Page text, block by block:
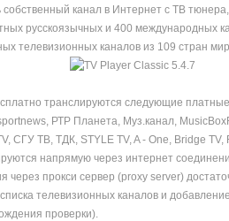
канал в Интернет с ТВ
русскоязычных и 400 международных
телевизионных каналов из 109 стран
транслируются следующие
РТР Планета, Муз.канал,
ТВ, ТДК, STYLE TV, A - One, Bridge TV,
напрямую через интернет
прокси сервер (proxy server)
телевизионных каналов и
проверки).